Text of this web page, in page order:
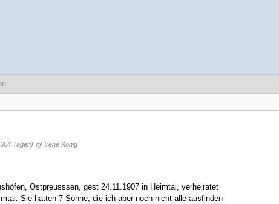
Tagen) @ Irene König
Ostpreusssen, gest 24.11.1907 in Heimtal, verheiratet
Sie hatten 7 Söhne, die ich aber noch nicht alle ausfinden